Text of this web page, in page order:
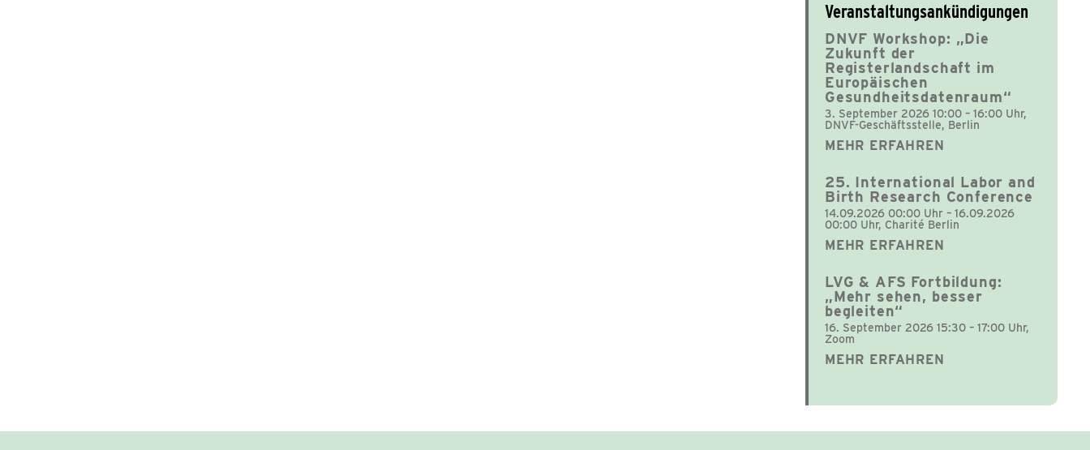
Veranstaltungsankündigungen
DNVF Workshop: „Die
Zukunft der
Registerlandschaft im
Europäischen
Gesundheitsdatenraum“
3. September 2026 10:00 – 16:00 Uhr,
DNVF-Geschäftsstelle, Berlin
MEHR ERFAHREN
25. International Labor and
Birth Research Conference
14.09.2026 00:00 Uhr – 16.09.2026
00:00 Uhr, Charité Berlin
MEHR ERFAHREN
LVG & AFS Fortbildung:
„Mehr sehen, besser
begleiten“
16. September 2026 15:30 – 17:00 Uhr,
Zoom
MEHR ERFAHREN